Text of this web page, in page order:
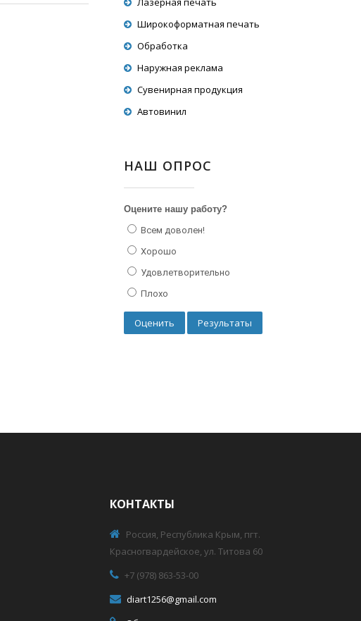
Широкоформатная печать
Обработка
Наружная реклама
Сувенирная продукция
Автовинил
НАШ ОПРОС
Оцените нашу работу?
Всем доволен!
Хорошо
Удовлетворительно
Плохо
КОНТАКТЫ
Россия, Республика Крым, пгт.
Красногвардейское, ул. Титова 60
+7 (978) 863-53-00
diart1256@gmail.com